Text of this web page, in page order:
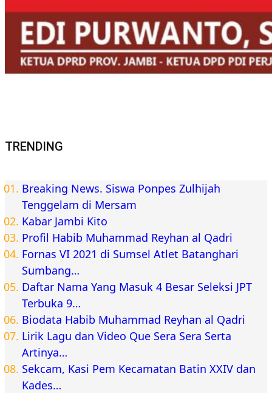
TRENDING
Breaking News. Siswa Ponpes Zulhijah
Tenggelam di Mersam
Kabar Jambi Kito
Profil Habib Muhammad Reyhan al Qadri
Fornas VI 2021 di Sumsel Atlet Batanghari
Sumbang…
Daftar Nama Yang Masuk 4 Besar Seleksi JPT
Terbuka 9…
Biodata Habib Muhammad Reyhan al Qadri
Lirik Lagu dan Video Que Sera Sera Serta
Artinya…
Sekcam, Kasi Pem Kecamatan Batin XXIV dan
Kades…